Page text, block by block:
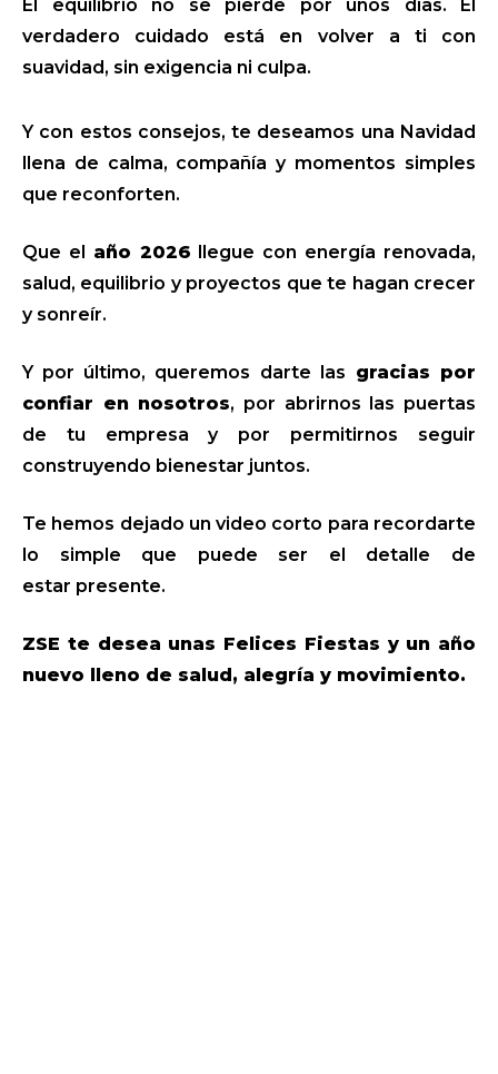
El equilibrio no se pierde por unos días. El
verdadero cuidado está en volver a ti con
suavidad, sin exigencia ni culpa.
Y con estos consejos, te deseamos una Navidad
llena de calma, compañía y momentos simples
que reconforten.
Que el año 2026 llegue con energía renovada,
salud, equilibrio y proyectos que te hagan crecer
y sonreír.
Y por último, queremos darte las gracias por
confiar en nosotros, por abrirnos las puertas
de tu empresa y por permitirnos seguir
construyendo bienestar juntos.
Te hemos dejado un video corto para recordarte
lo simple que puede ser el detalle de
estar presente.
ZSE te desea unas Felices Fiestas y un año
nuevo lleno de salud, alegría y movimiento.